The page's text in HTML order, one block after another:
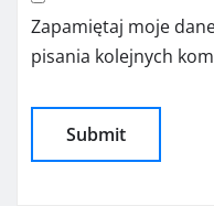
Zapamiętaj moje
pisania kolejnych